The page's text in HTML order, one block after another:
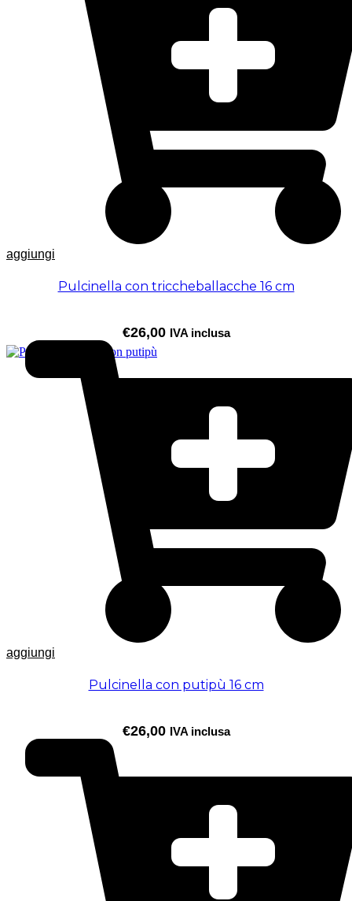
aggiungi
Pulcinella con triccheballacche 16 cm
€26,00 IVA inclusa
aggiungi
Pulcinella con putipù 16 cm
€26,00 IVA inclusa